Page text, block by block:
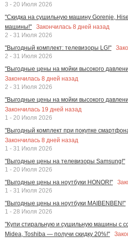
3 - 20 Июля 2026
"Скидка на сушильную машину Gorenje,
машины!"
Закончилась 8 дней назад
2 - 31 Июля 2026
"Выгодный комплект: телевизоры LG!"
2 - 31 Июля 2026
"Выгодные цены на мойки высокого
Закончилась 8 дней назад
2 - 31 Июля 2026
"Выгодные цены на мойки высокого
Закончилась 19 дней назад
1 - 20 Июля 2026
"Выгодный комплект при покупке
Закончилась 8 дней назад
1 - 31 Июля 2026
"Выгодные цены на телевизоры Samsung!"
1 - 20 Июля 2026
"Выгодные цены на ноутбуки HONOR!"
1 - 31 Июля 2026
"Выгодные цены на ноутбуки MAIBENBEN!"
1 - 28 Июля 2026
"Купи стиральную и сушильную машины с
Midea, Toshiba — получи скидку 20%!"